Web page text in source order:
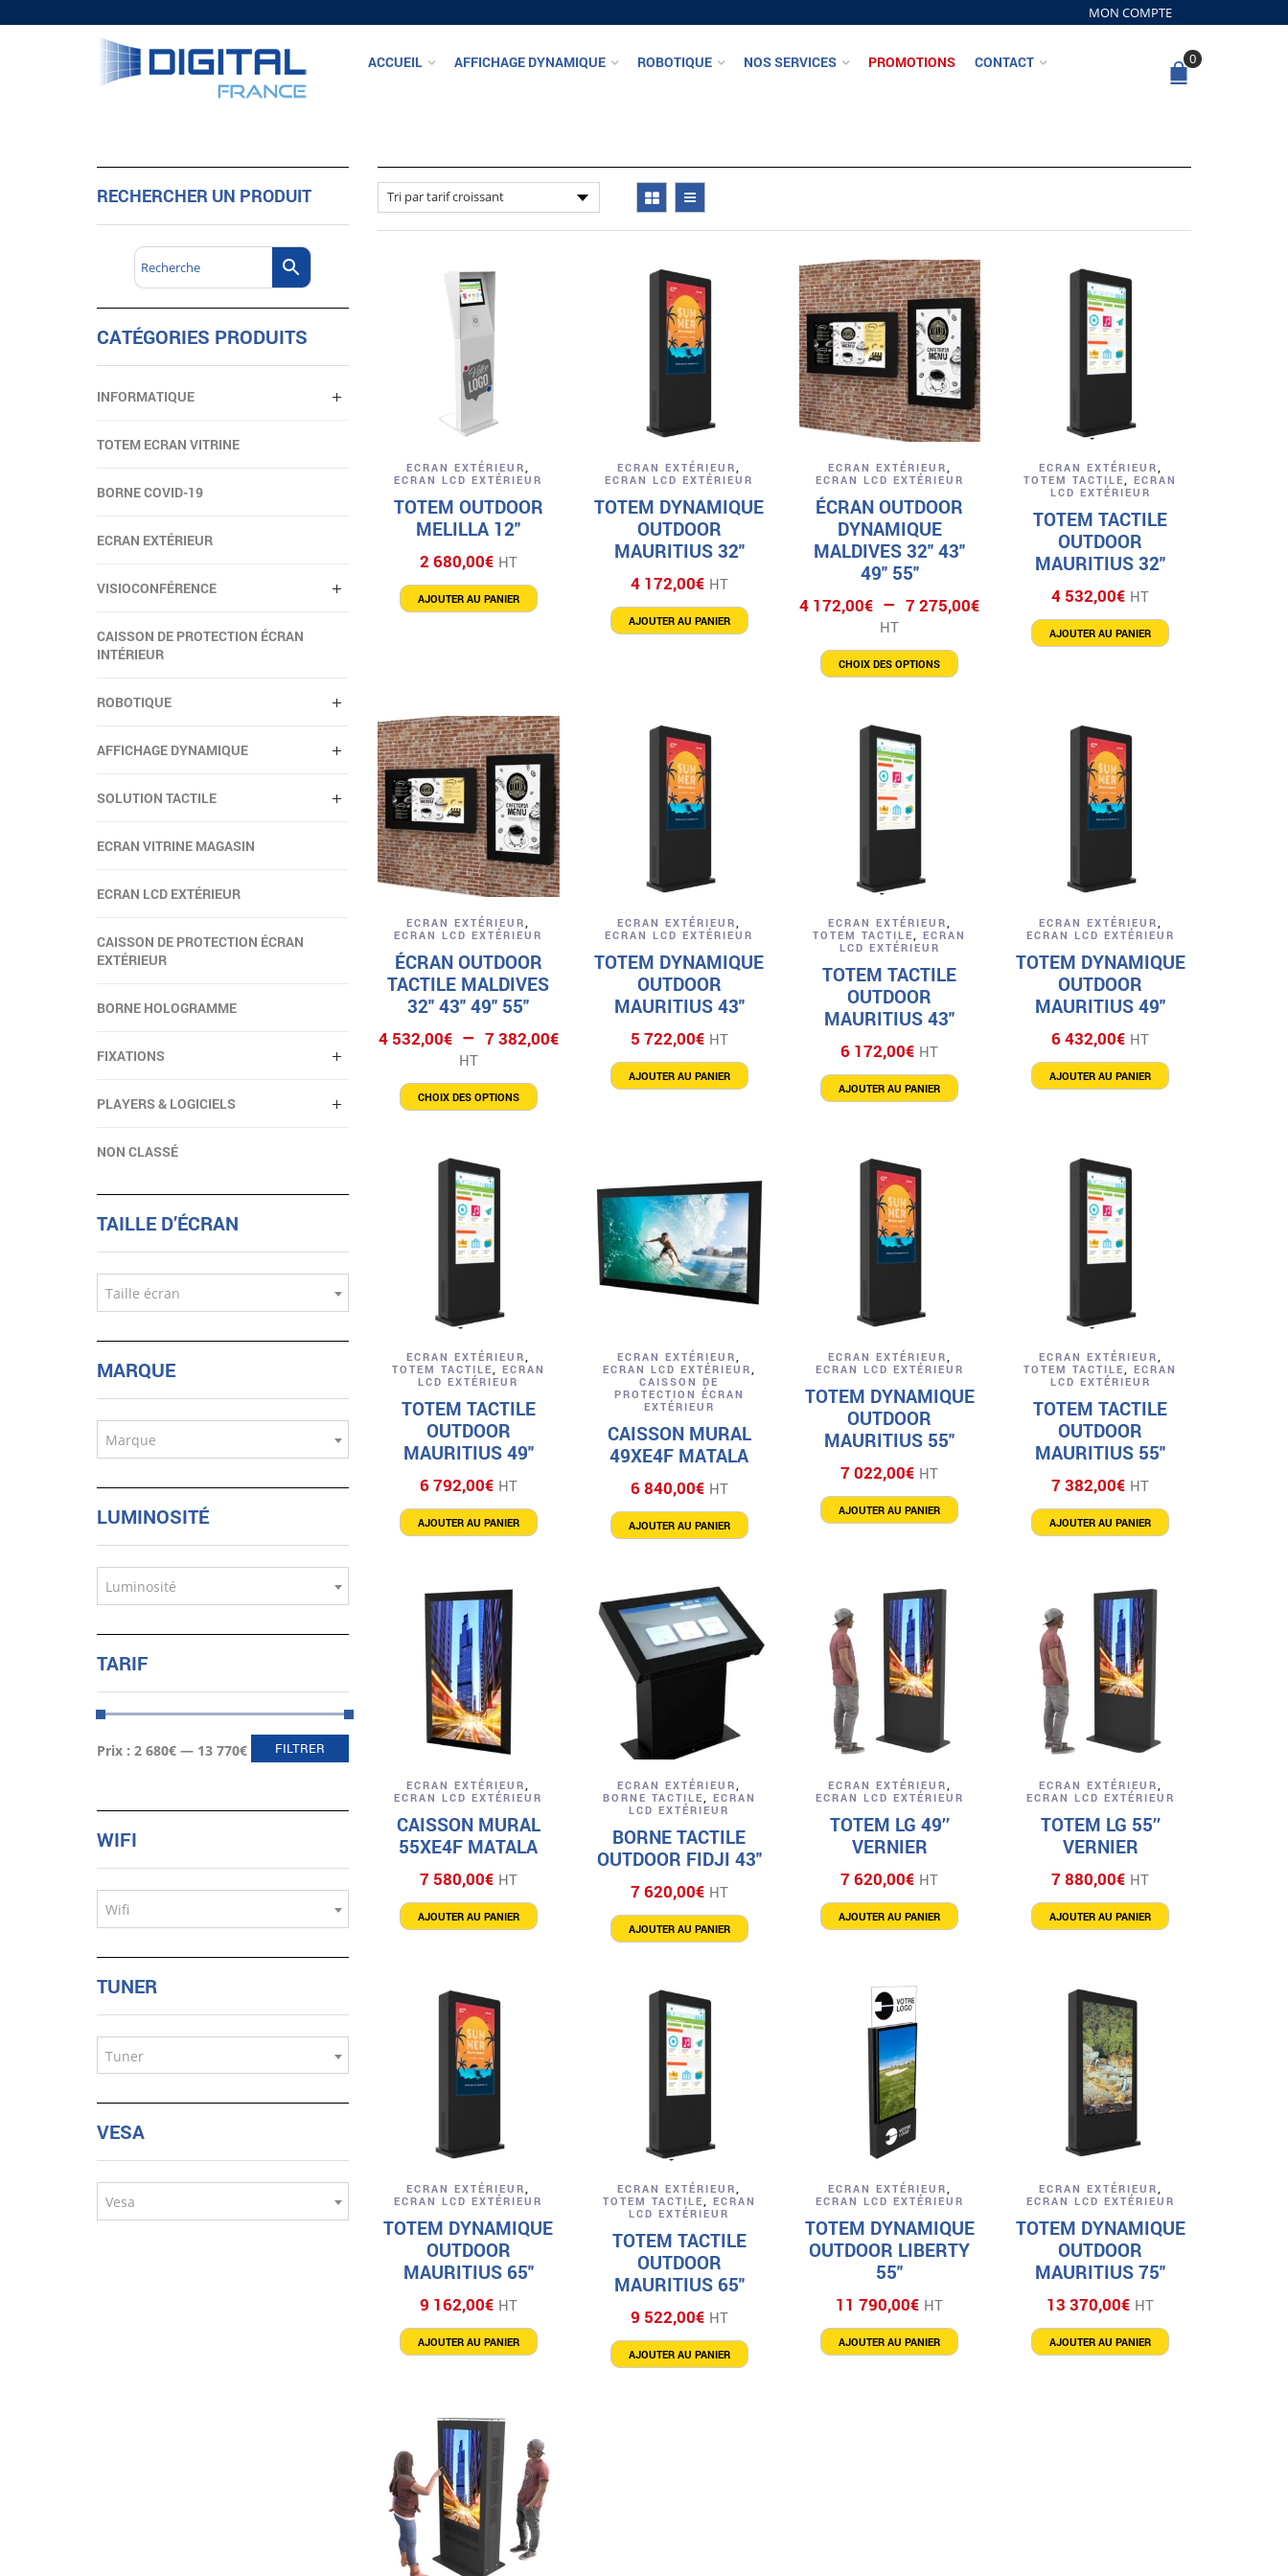
MON COMPTE
ACCUEIL AFFICHAGE DYNAMIQUE ROBOTIQUE NOS SERVICES PROMOTIONS CONTACT 0
Aperçu
ECRAN EXTÉRIEUR
ECRAN LCD EXTÉRIEUR
TOTEM OUTDOOR
MELILLA 12″
2 680,00€ HT
AJOUTER AU PANIER
Aperçu
ECRAN EXTÉRIEUR
ECRAN LCD EXTÉRIEUR
TOTEM DYNAMIQUE
OUTDOOR
MAURITIUS 32″
4 172,00€ HT
AJOUTER AU PANIER
Aperçu
ECRAN EXTÉRIEUR
ECRAN LCD EXTÉRIEUR
ÉCRAN OUTDOOR
DYNAMIQUE
MALDIVES 32″ 43″
49″ 55″
4 172,00€ – 7 275,00€Plage
HT
CHOIX DES OPTIONS Ce
produit
Aperçu
ECRAN EXTÉRIEUR
TOTEM TACTILE
,ECRAN
LCD EXTÉRIEUR
TOTEM TACTILE
OUTDOOR
MAURITIUS 32″
4 532,00€ HT
AJOUTER AU PANIER
Aperçu
ECRAN EXTÉRIEUR,
ECRAN LCD EXTÉRIEUR
ÉCRAN OUTDOOR
TACTILE MALDIVES
32″ 43″ 49″ 55″
4 532,00€ – 7 382,00€Plage
382,00€
HT
CHOIX DES OPTIONS Ce
produit
Aperçu
ECRAN EXTÉRIEUR,
ECRAN LCD EXTÉRIEUR
TOTEM DYNAMIQUE
OUTDOOR
MAURITIUS 43″
5 722,00€ HT
AJOUTER AU PANIER
Aperçu
ECRAN EXTÉRIEUR,
TOTEM TACTILE,ECRAN
LCD EXTÉRIEUR
TOTEM TACTILE
OUTDOOR
MAURITIUS 43″
6 172,00€ HT
AJOUTER AU PANIER
Aperçu
ECRAN EXTÉRIEUR,
ECRAN LCD EXTÉRIEUR
TOTEM DYNAMIQUE
OUTDOOR
MAURITIUS 49″
6 432,00€ HT
AJOUTER AU PANIER
Aperçu
ECRAN EXTÉRIEUR,
TOTEM TACTILE, ECRAN
LCD EXTÉRIEUR
TOTEM TACTILE
OUTDOOR
MAURITIUS 49″
6 792,00€ HT
AJOUTER AU PANIER
Aperçu
ECRAN EXTÉRIEUR,
ECRAN LCD EXTÉRIEUR,
CAISSON DE
PROTECTION ÉCRAN
EXTÉRIEUR
CAISSON MURAL
49XE4F MATALA
6 840,00€ HT
AJOUTER AU PANIER
Aperçu
ECRAN EXTÉRIEUR,
ECRAN LCD EXTÉRIEUR
TOTEM DYNAMIQUE
OUTDOOR
MAURITIUS 55″
7 022,00€ HT
AJOUTER AU PANIER
Aperçu
ECRAN EXTÉRIEUR,
TOTEM TACTILE,ECRAN
LCD EXTÉRIEUR
TOTEM TACTILE
OUTDOOR
MAURITIUS 55″
7 382,00€ HT
AJOUTER AU PANIER
Aperçu
ECRAN EXTÉRIEUR
ECRAN LCD EXTÉRIEUR
CAISSON MURAL
55XE4F MATALA
7 580,00€ HT
AJOUTER AU PANIER
Aperçu
ECRAN EXTÉRIEUR
BORNE TACTILE
ECRAN
LCD EXTÉRIEUR
BORNE TACTILE
OUTDOOR FIDJI 43″
7 620,00€ HT
AJOUTER AU PANIER
Aperçu
ECRAN EXTÉRIEUR
ECRAN LCD EXTÉRIEUR
TOTEM LG 49’’
VERNIER
7 620,00€ HT
AJOUTER AU PANIER
Aperçu
ECRAN EXTÉRIEUR
ECRAN LCD EXTÉRIEUR
TOTEM LG 55’’
VERNIER
7 880,00€ HT
AJOUTER AU PANIER
Aperçu
ECRAN EXTÉRIEUR
ECRAN LCD EXTÉRIEUR
TOTEM DYNAMIQUE
OUTDOOR
MAURITIUS 65″
9 162,00€ HT
AJOUTER AU PANIER
Aperçu
ECRAN EXTÉRIEUR
TOTEM TACTILE
ECRAN
LCD EXTÉRIEUR
TOTEM TACTILE
OUTDOOR
MAURITIUS 65″
9 522,00€ HT
AJOUTER AU PANIER
Aperçu
ECRAN EXTÉRIEUR
ECRAN LCD EXTÉRIEUR
TOTEM DYNAMIQUE
OUTDOOR LIBERTY
55″
11 790,00€ HT
AJOUTER AU PANIER
Aperçu
ECRAN EXTÉRIEUR
ECRAN LCD EXTÉRIEUR
TOTEM DYNAMIQUE
OUTDOOR
MAURITIUS 75″
13 370,00€ HT
AJOUTER AU PANIER
RECHERCHER UN PRODUIT
CATÉGORIES PRODUITS
INFORMATIQUE
TOTEM ECRAN VITRINE
BORNE COVID-19
ECRAN EXTÉRIEUR
VISIOCONFÉRENCE
CAISSON DE PROTECTION ÉCRAN
INTÉRIEUR
ROBOTIQUE
AFFICHAGE DYNAMIQUE
SOLUTION TACTILE
ECRAN VITRINE MAGASIN
ECRAN LCD EXTÉRIEUR
CAISSON DE PROTECTION ÉCRAN
EXTÉRIEUR
BORNE HOLOGRAMME
FIXATIONS
PLAYERS & LOGICIELS
NON CLASSÉ
TAILLE D’ÉCRAN
Taille écran
MARQUE
Marque
LUMINOSITÉ
Luminosité
TARIF
min
max FILTRER
Prix : 2 680€ — 13 770€
WIFI
Wifi
TUNER
Tuner
VESA
Vesa